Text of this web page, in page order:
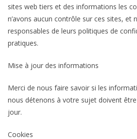
sites web tiers et des informations les
n’avons aucun contrôle sur ces sites, et
responsables de leurs politiques de
pratiques.
Mise à jour des informations
Merci de nous faire savoir si les
nous détenons à votre sujet doivent
jour.
Cookies